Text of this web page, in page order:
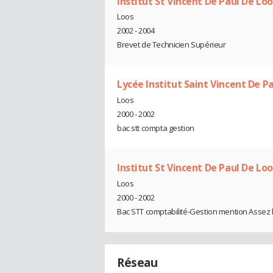
Loos
2002 - 2004
Brevet de Technicien Supérieur
Lycée Institut Saint Vincent De
Loos
2000 - 2002
bac stt compta gestion
Institut St Vincent De Paul De
Loos
2000 - 2002
Bac STT comptabilité-Gestion mention Assez
Réseau